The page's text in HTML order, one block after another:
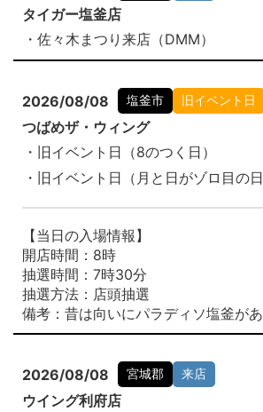
タイガー塩釜店
・佐々木まつり来店（DMM）
2026/08/08 塩釜市 旧イベント日
つばめザ・ウィング
・旧イベント日（8のつく日）
・旧イベント日（月と日がゾロ目の日
【当日の入場情報】
開店時間：8時
抽選時間：7時30分
抽選方法：店頭抽選
備考：昔は向いにパラディソ塩釜が
2026/08/08 宮城郡 来店
ウイング利府店